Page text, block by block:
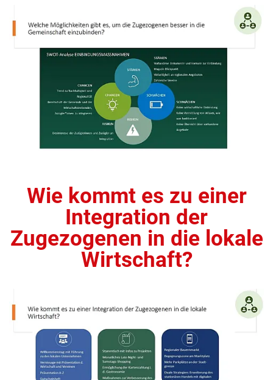
Wie kommt es zu einer
Integration der
Zugezogenen in die lokale
Wirtschaft?